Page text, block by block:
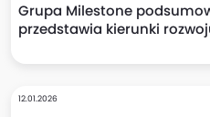
Grupa Milestone
przedstawia kierunki
12.01.2026